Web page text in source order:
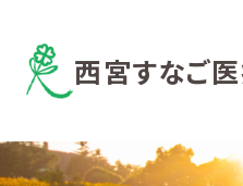
西宮すなご